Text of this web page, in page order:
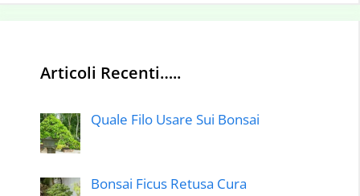
Articoli Recenti…..
Quale Filo Usare Sui Bonsai
Bonsai Ficus Retusa Cura